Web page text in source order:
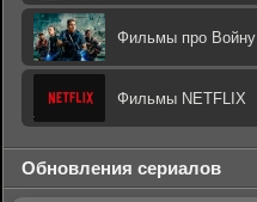
Фильмы про Войну
Фильмы NETFLIX
Обновления сериалов